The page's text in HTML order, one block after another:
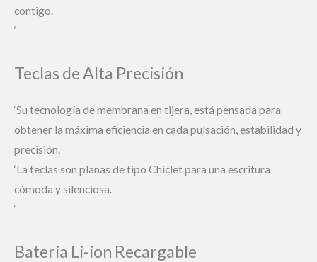
contigo.
‘
Teclas de Alta Precisión
‘Su tecnología de membrana en tijera, está pensada para
obtener la máxima eficiencia en cada pulsación, estabilidad y
precisión.
‘La teclas son planas de tipo Chiclet para una escritura
cómoda y silenciosa.
‘
Batería Li-ion Recargable